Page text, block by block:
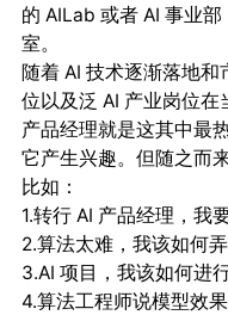
的 AILab 或者 AI 事业
室。
随着 AI 技术逐渐落地
位以及泛 AI 产业岗位
产品经理就是这其中最
它产生兴趣。但随之而
比如：
1.转行 AI 产品经理，我
2.算法太难，我该如何
3.AI 项目，我该如何进
4.算法工程师说模型效